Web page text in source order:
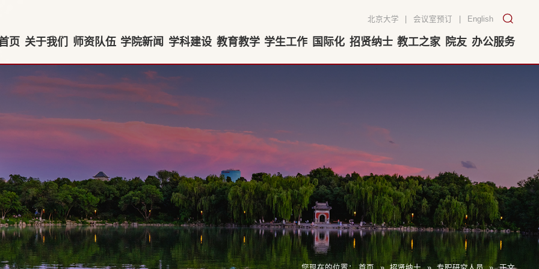
北京大学 会议室预订 English
页 关于我们 师资队伍 学院新闻 学科建设 教育教学 学生工作 国际化 招贤纳士 教工之家 院友 办公服务